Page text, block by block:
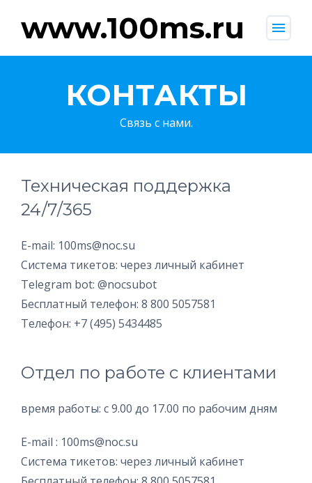
www.100ms.ru menu
КОНТАКТЫ
Связь с нами.
Техническая поддержка
24/7/365
E-mail: 100ms@noc.su
Система тикетов: через личный кабинет
Telegram bot: @nocsubot
Бесплатный телефон: 8 800 5057581
Телефон: +7 (495) 5434485
Отдел по работе с клиентами
время работы: с 9.00 до 17.00 по рабочим дням
E-mail : 100ms@noc.su
Система тикетов: через личный кабинет